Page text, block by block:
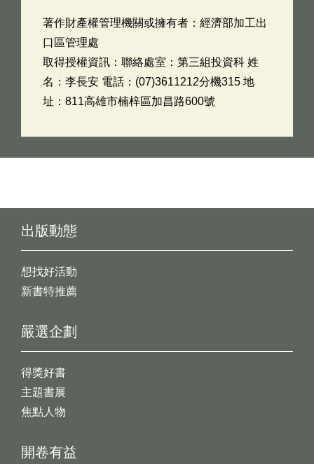
著作財產權管理機關或擁有者：經濟部加工出
口區管理處
取得授權資訊：聯絡處室：第三組投資科 姓
名：李長安 電話：(07)3611212分機315 地
址：811高雄市楠梓區加昌路600號
出版動態
想找好活動
新書特推薦
開卷有益
嚴選企劃
得獎好書
主題書展
焦點人物